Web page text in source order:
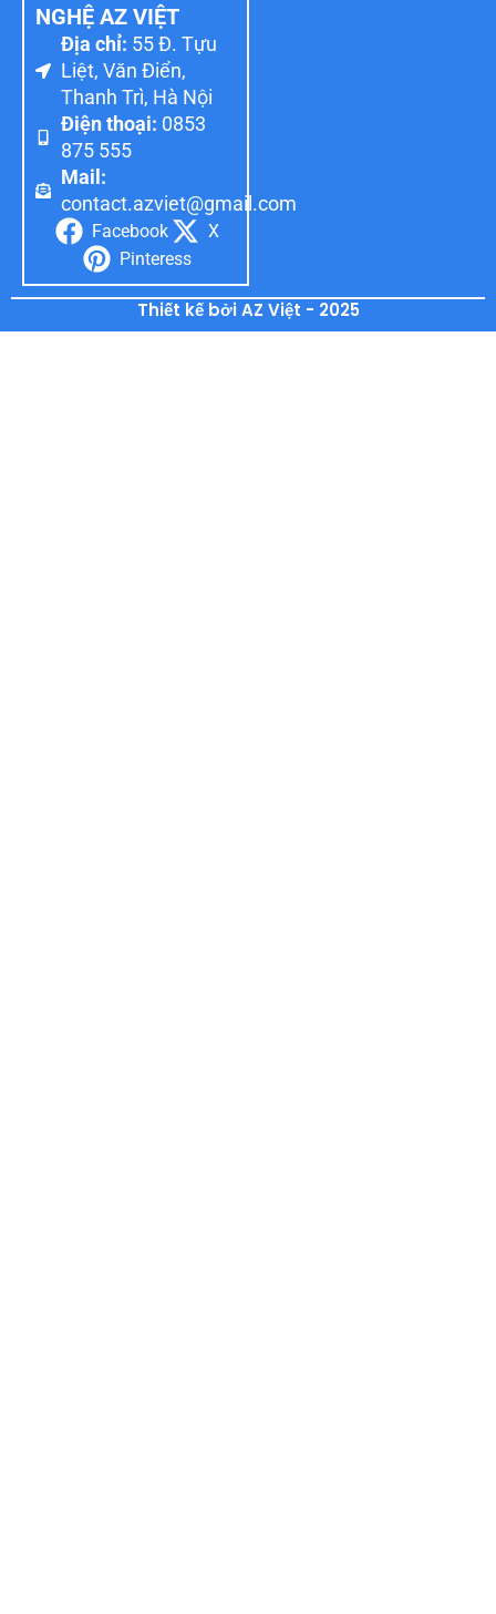
NGHỆ AZ VIỆT
Địa chỉ: 55 Đ. Tựu
Liệt, Văn Điển,
Thanh Trì, Hà Nội
Điện thoại: 0853
875 555
Mail:
contact.azviet@gmail.com
Facebook
X
Pinteress
Thiết kế bởi AZ Việt - 2025